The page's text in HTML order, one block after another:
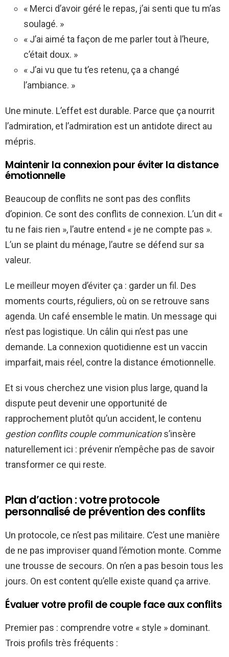
« Merci d’avoir géré le repas, j’ai senti que tu m’as
soulagé. »
« J’ai aimé ta façon de me parler tout à l’heure,
c’était doux. »
« J’ai vu que tu t’es retenu, ça a changé
l’ambiance. »
Une minute. L’effet est durable. Parce que ça nourrit
l’admiration, et l’admiration est un antidote direct au
mépris.
Maintenir la connexion pour éviter la distance
émotionnelle
Beaucoup de conflits ne sont pas des conflits
d’opinion. Ce sont des conflits de connexion. L’un dit «
tu ne fais rien », l’autre entend « je ne compte pas ».
L’un se plaint du ménage, l’autre se défend sur sa
valeur.
Le meilleur moyen d’éviter ça : garder un fil. Des
moments courts, réguliers, où on se retrouve sans
agenda. Un café ensemble le matin. Un message qui
n’est pas logistique. Un câlin qui n’est pas une
demande. La connexion quotidienne est un vaccin
imparfait, mais réel, contre la distance émotionnelle.
Et si vous cherchez une vision plus large, quand la
dispute peut devenir une opportunité de
rapprochement plutôt qu’un accident, le contenu
gestion conflits couple communications’insère
naturellement ici : prévenir n’empêche pas de savoir
transformer ce qui reste.
Plan d’action : votre protocole
personnalisé de prévention des conflits
Un protocole, ce n’est pas militaire. C’est une manière
de ne pas improviser quand l’émotion monte. Comme
une trousse de secours. On n’en a pas besoin tous les
jours. On est content qu’elle existe quand ça arrive.
Évaluer votre profil de couple face aux conflits
Premier pas : comprendre votre « style » dominant.
Trois profils très fréquents :